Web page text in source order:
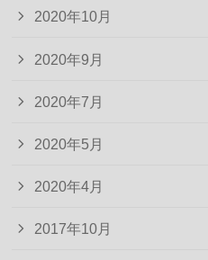
2020年10月
2020年9月
2020年7月
2020年5月
2020年4月
2017年10月